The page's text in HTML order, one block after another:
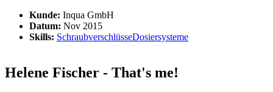
Kunde: Inqua GmbH
Datum: Nov 2015
Skills: SchraubverschlüsseDosiersysteme
Helene Fischer - That's me!